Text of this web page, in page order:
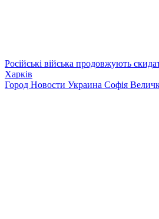
Російські війська продовжують
Харків
Город Новости Украина Софія